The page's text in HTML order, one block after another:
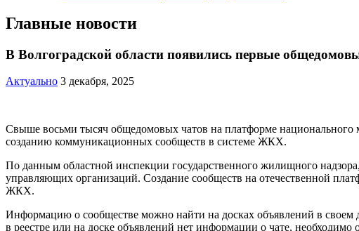
Главные новости
В Волгоградской области появились первые
Актуально 3 декабря, 2025
Свыше восьми тысяч общедомовых чатов на платформе
созданию коммуникационных сообществ в системе ЖКХ.
По данным областной инспекции государственного жилищного
управляющих организаций. Создание сообществ на отечественной
ЖКХ.
Информацию о сообществе можно найти на досках объявлений в
в реестре или на доске объявлений нет информации о чате,